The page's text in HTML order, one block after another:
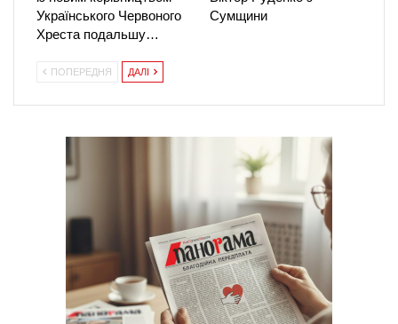
Українського Червоного
Хреста подальшу…
Сумщини
ПОПЕРЕДНЯ ДАЛІ